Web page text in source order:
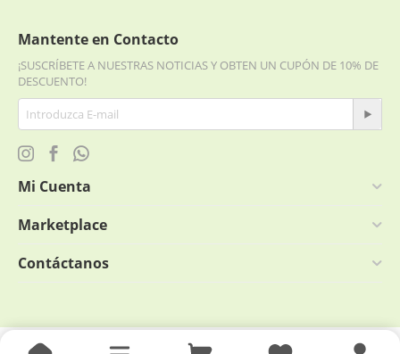
Mantente en Contacto
¡SUSCRÍBETE A NUESTRAS NOTICIAS Y OBTEN UN CUPÓN DE 10% DE
DESCUENTO!
Mi Cuenta
Marketplace
Contáctanos